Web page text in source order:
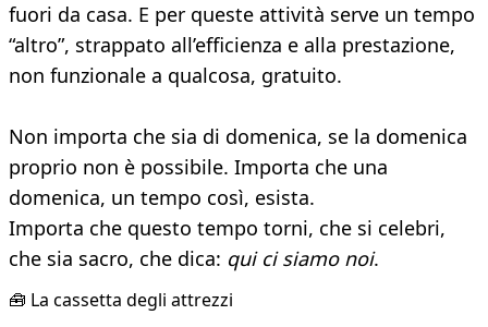
fuori da casa. E per queste attività serve un tempo
“altro”, strappato all’efficienza e alla prestazione,
non funzionale a qualcosa, gratuito.
Non importa che sia di domenica, se la domenica
proprio non è possibile. Importa che una
domenica, un tempo così, esista.
Importa che questo tempo torni, che si celebri,
che sia sacro, che dica: qui ci siamo noi.
🧰 La cassetta degli attrezzi